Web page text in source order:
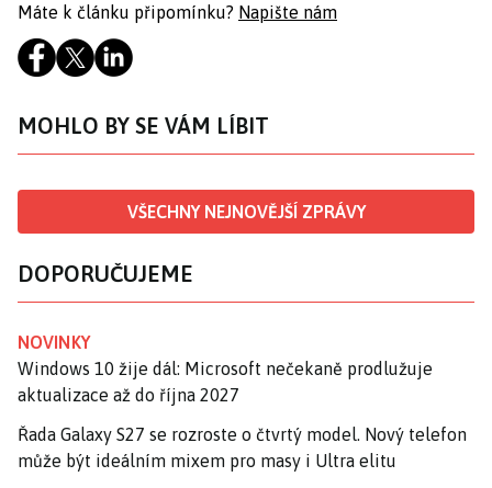
Máte k článku připomínku? Napište nám
MOHLO BY SE VÁM LÍBIT
VŠECHNY NEJNOVĚJŠÍ ZPRÁVY
DOPORUČUJEME
NOVINKY
Windows 10 žije dál: Microsoft nečekaně prodlužuje
aktualizace až do října 2027
Řada Galaxy S27 se rozroste o čtvrtý model. Nový telefon
může být ideálním mixem pro masy i Ultra elitu